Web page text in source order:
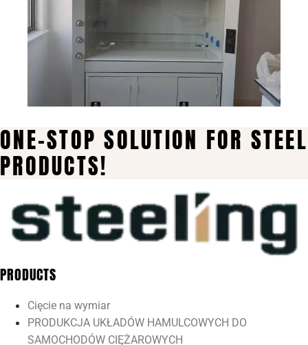
ONE-STOP SOLUTION FOR STEEL
PRODUCTS!
PRODUCTS
Cięcie na wymiar
PRODUKCJA UKŁADÓW HAMULCOWYCH DO
SAMOCHODÓW CIĘŻAROWYCH